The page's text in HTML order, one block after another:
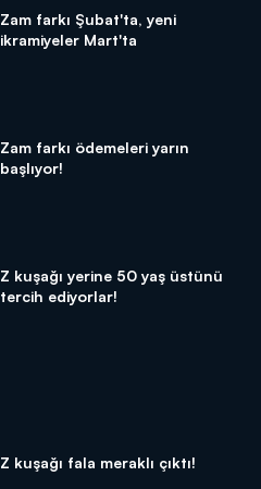
Zam farkı Şubat'ta, yeni
ikramiyeler Mart'ta
Zam farkı ödemeleri yarın
başlıyor!
Z kuşağı yerine 50 yaş üstünü
tercih ediyorlar!
Z kuşağı fala meraklı çıktı!